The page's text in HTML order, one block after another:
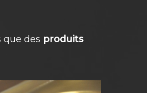
que des produits